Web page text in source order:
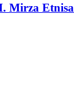
Mirza Etnisa